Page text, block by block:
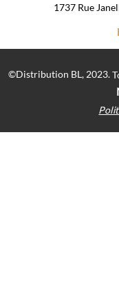
1737 Rue
©Distribution BL, 2023.